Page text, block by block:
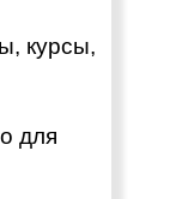
курсы,
для